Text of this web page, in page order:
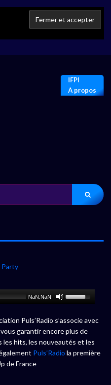
IFPI
À propos
NaN:NaN
Puls’Radio s’associe avec
garantir encore plus de
les hits, les nouveautés et les
Puls’Radio la première
de France